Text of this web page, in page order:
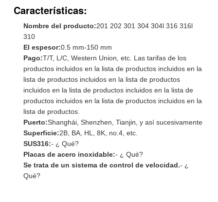
Características:
Nombre del producto:201 202 301 304 304l 316 316l
310
El espesor:0.5 mm-150 mm
Pago:T/T, L/C, Western Union, etc. Las tarifas de los
productos incluidos en la lista de productos incluidos en la
lista de productos incluidos en la lista de productos
incluidos en la lista de productos incluidos en la lista de
productos incluidos en la lista de productos incluidos en la
lista de productos.
Puerto:Shanghái, Shenzhen, Tianjin, y así sucesivamente
Superficie:2B, BA, HL, 8K, no.4, etc.
SUS316:- ¿ Qué?
Placas de acero inoxidable:- ¿ Qué?
Se trata de un sistema de control de velocidad.- ¿
Qué?